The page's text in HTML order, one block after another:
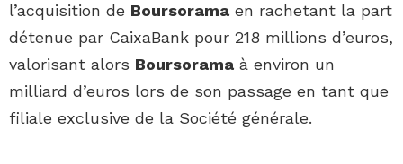
l’acquisition de Boursorama en rachetant la part
détenue par CaixaBank pour 218 millions d’euros,
valorisant alors Boursorama à environ un
milliard d’euros lors de son passage en tant que
filiale exclusive de la Société générale.